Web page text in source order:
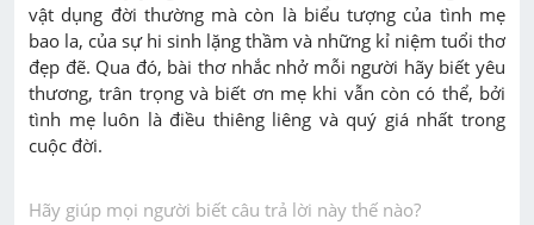
vật dụng đời thường mà còn là biểu tượng của tình mẹ
bao la, của sự hi sinh lặng thầm và những kỉ niệm tuổi thơ
đẹp đẽ. Qua đó, bài thơ nhắc nhở mỗi người hãy biết yêu
thương, trân trọng và biết ơn mẹ khi vẫn còn có thể, bởi
tình mẹ luôn là điều thiêng liêng và quý giá nhất trong
cuộc đời.
Hãy giúp mọi người biết câu trả lời này thế nào?